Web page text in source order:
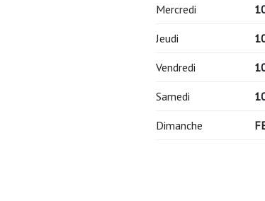
Mercredi
Jeudi
Vendredi
Samedi
Dimanche